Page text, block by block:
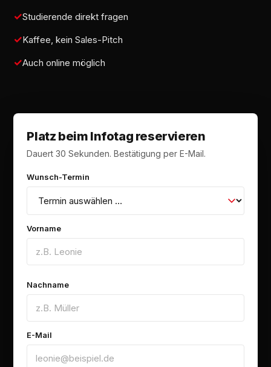
Studierende direkt fragen
Kaffee, kein Sales-Pitch
Auch online möglich
Platz beim Infotag reservieren
Dauert 30 Sekunden. Bestätigung per E-Mail.
Wunsch-Termin
Vorname
Nachname
E-Mail